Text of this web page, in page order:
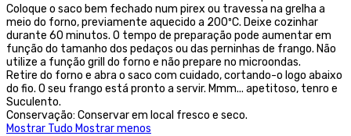
Coloque o saco bem fechado num pirex ou travessa na grelha a
meio do forno, previamente aquecido a 200ºC. Deixe cozinhar
durante 60 minutos. O tempo de preparação pode aumentar em
função do tamanho dos pedaços ou das perninhas de frango. Não
utilize a função grill do forno e não prepare no microondas.
Retire do forno e abra o saco com cuidado, cortando-o logo abaixo
do fio. O seu frango está pronto a servir. Mmm... apetitoso, tenro e
Suculento.
Conservação: Conservar em local fresco e seco.
Mostrar Tudo Mostrar menos